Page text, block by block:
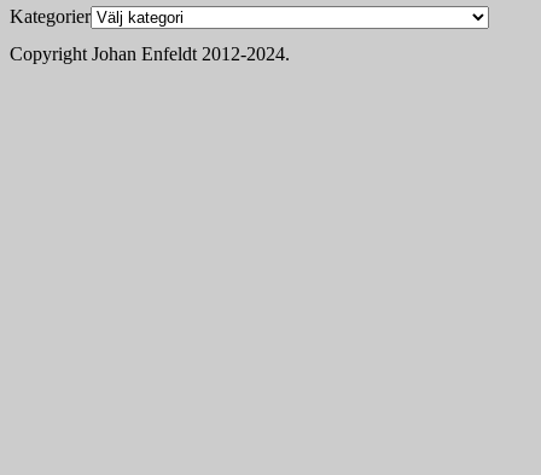
Kategorier
Copyright Johan Enfeldt 2012-2024.